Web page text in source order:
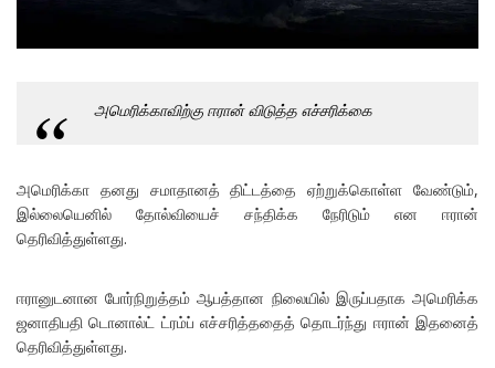
அமெரிக்காவிற்கு ஈரான் விடுத்த எச்சரிக்கை
அமெரிக்கா தனது சமாதானத் திட்டத்தை ஏற்றுக்கொள்ள வேண்டும்,
இல்லையெனில் தோல்வியைச் சந்திக்க நேரிடும் என ஈரான்
தெரிவித்துள்ளது.
ஈரானுடனான போர்நிறுத்தம் ஆபத்தான நிலையில் இருப்பதாக அமெரிக்க
ஜனாதிபதி டொனால்ட் ட்ரம்ப் எச்சரித்ததைத் தொடர்ந்து ஈரான் இதனைத்
தெரிவித்துள்ளது.